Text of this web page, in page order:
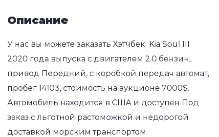
Описание
У нас вы можете заказать Хэтчбек Kia Soul III
2020 года выпуска с двигателем 2.0 бензин,
привод Передний, с коробкой передач автомат,
пробег 14103, стоимость на аукционе 7000$.
Автомобиль находится в США и доступен Под
заказ с льготной растоможкой и недорогой
доставкой морским транспортом.